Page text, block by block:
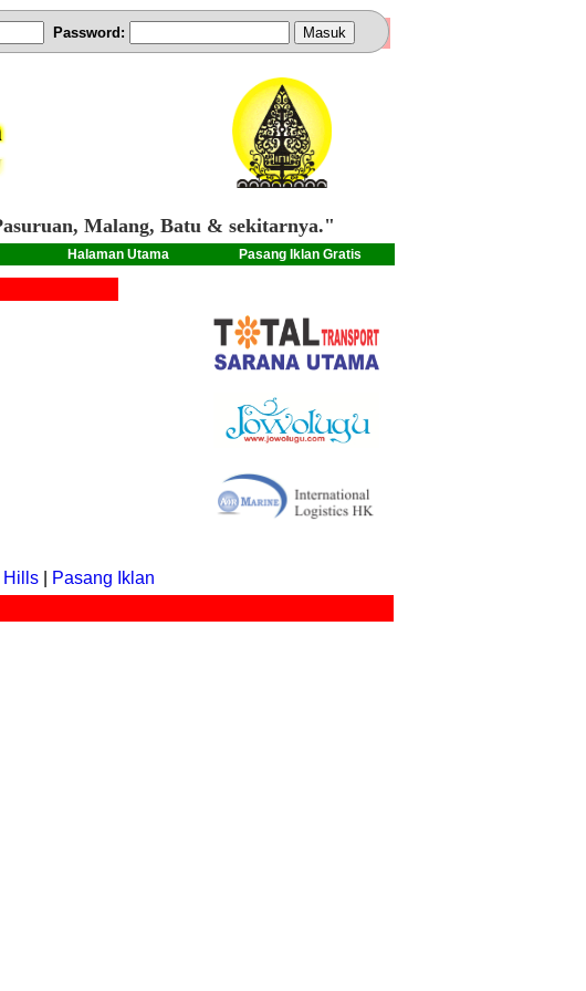
Password:
Malang, Batu & sekitarnya."
Halaman Utama Pasang Iklan Gratis
Hills|
Pasang Iklan